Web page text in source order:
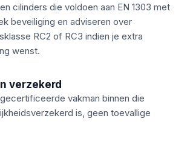
cilinders die voldoen aan EN 1303 met
beveiliging en adviseren over
RC2 of RC3 indien je extra
wenst.
verzekerd
vakman binnen die
is, geen toevallige